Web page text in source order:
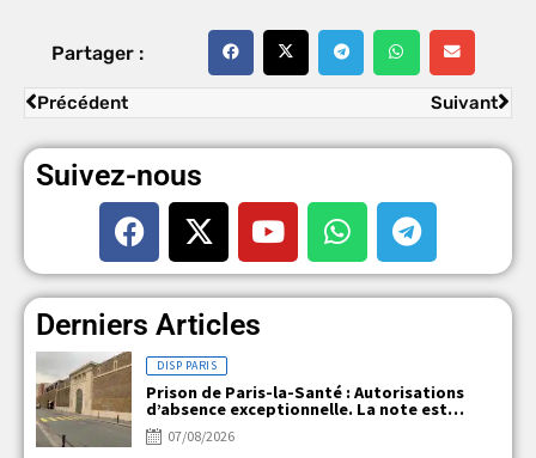
Partager :
Précédent Suivant
Suivez-nous
Derniers Articles
DISP PARIS
Prison de Paris-la-Santé : Autorisations
d’absence exceptionnelle. La note est
claire, mais la réalité ne l’est pas !
07/08/2026